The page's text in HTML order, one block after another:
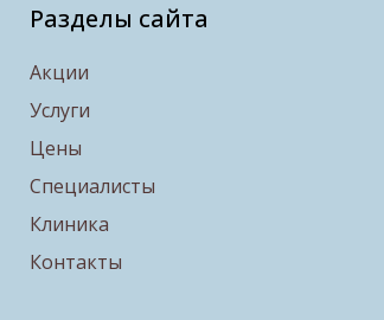
Разделы сайта
Акции
Услуги
Цены
Специалисты
Клиника
Контакты